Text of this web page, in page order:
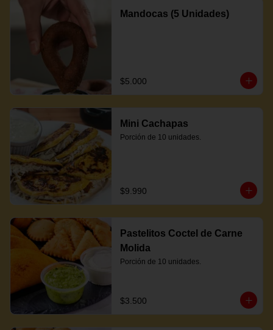
Mandocas (5 Unidades)
$5.000
Mini Cachapas
Porción de 10 unidades.
$9.990
Pastelitos Coctel de Carne
Molida
Porción de 10 unidades.
$3.500